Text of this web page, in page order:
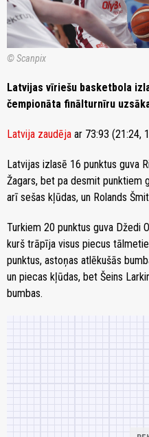
© Scanpix
Latvijas vīriešu basketbola
čempionāta finālturnīru
Latvija zaudēja ar 73:93 (21:24,
Latvijas izlasē 16 punktus guva
Žagars, bet pa desmit punktiem
arī sešas kļūdas, un Rolands
Turkiem 20 punktus guva Džedi
kurš trāpīja visus piecus
punktus, astoņas atlēkušās
un piecas kļūdas, bet Šeins
bumbas.